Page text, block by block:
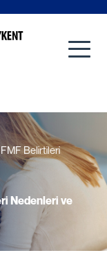
Belirtileri
Nedenleri ve